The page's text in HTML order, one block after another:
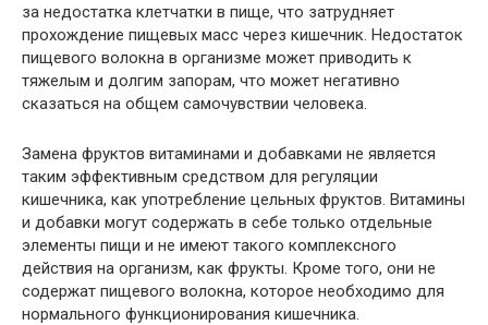
за недостатка клетчатки в пище, что затрудняет
прохождение пищевых масс через кишечник. Недостаток
пищевого волокна в организме может приводить к
тяжелым и долгим запорам, что может негативно
сказаться на общем самочувствии человека.
Замена фруктов витаминами и добавками не является
таким эффективным средством для регуляции
кишечника, как употребление цельных фруктов. Витамины
и добавки могут содержать в себе только отдельные
элементы пищи и не имеют такого комплексного
действия на организм, как фрукты. Кроме того, они не
содержат пищевого волокна, которое необходимо для
нормального функционирования кишечника.